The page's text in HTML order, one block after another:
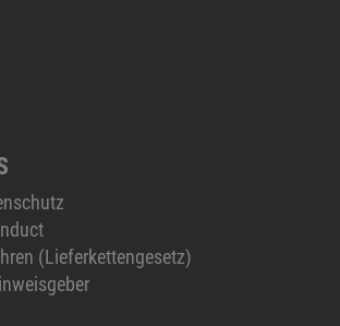
(Lieferkettengesetz)